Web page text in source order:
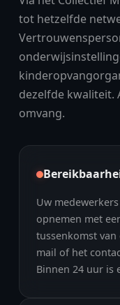
tot hetzelfde
dezelfde kwaliteit.
omvang.
Uw
opnemen met
tussenkomst van
mail of het
Binnen 24 uur is